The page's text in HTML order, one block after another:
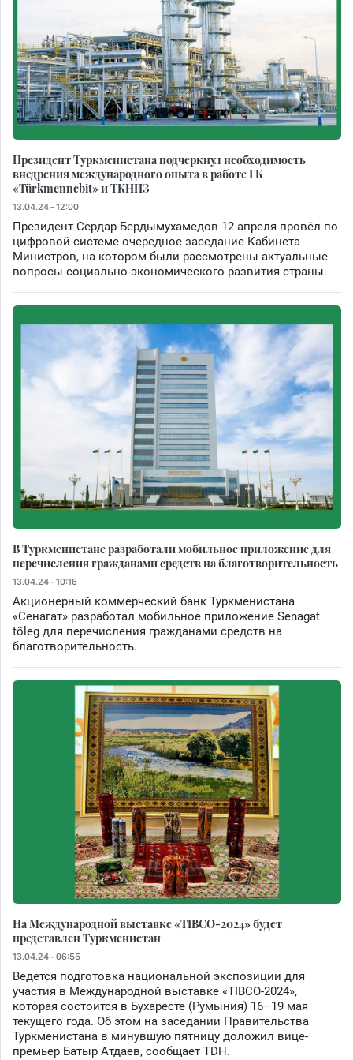
Президент Туркменистана подчеркнул необходимость
внедрения международного опыта в работе ГК
«Türkmennebit» и ТКНПЗ
13.04.24 - 12:00
Президент Сердар Бердымухамедов 12 апреля провёл по
цифровой системе очередное заседание Кабинета
Министров, на котором были рассмотрены актуальные
вопросы социально-экономического развития страны.
В Туркменистане разработали мобильное приложение для
перечисления гражданами средств на благотворительность
13.04.24 - 10:16
Акционерный коммерческий банк Туркменистана
«Сенагат» разработал мобильное приложение Senagat
töleg для перечисления гражданами средств на
благотворительность.
На Международной выставке «TIBCO-2024» будет
представлен Туркменистан
13.04.24 - 06:55
Ведется подготовка национальной экспозиции для
участия в Международной выставке «TIBCO-2024»,
которая состоится в Бухаресте (Румыния) 16–19 мая
текущего года. Об этом на заседании Правительства
Туркменистана в минувшую пятницу доложил вице-
премьер Батыр Атдаев, сообщает TDH.